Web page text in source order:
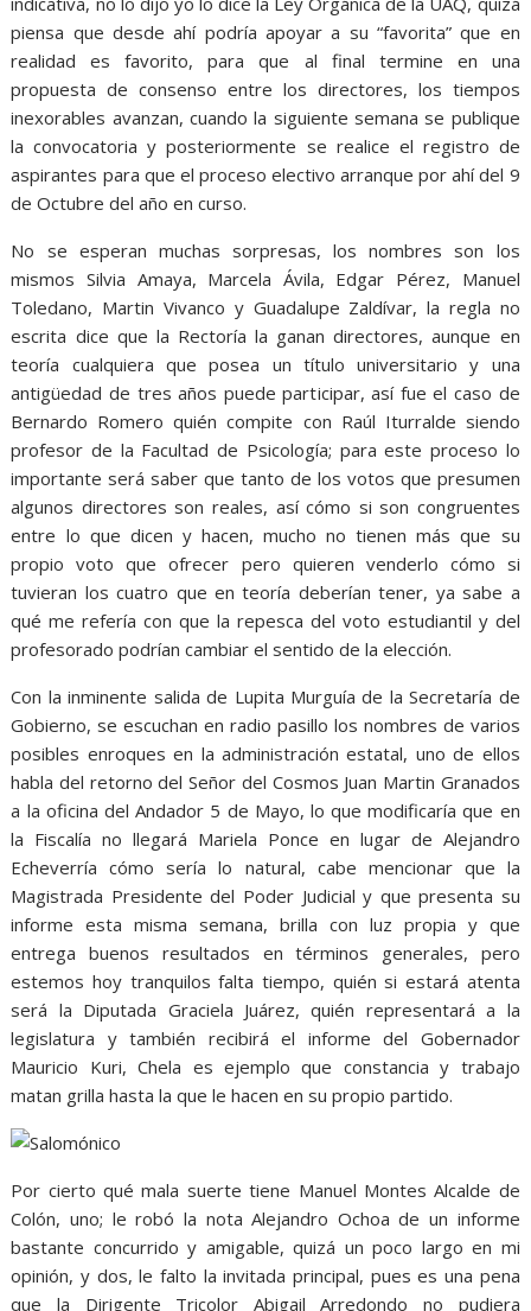
piensa que desde ahí podría apoyar a su “favorita” que en
realidad es favorito, para que al final termine en una
propuesta de consenso entre los directores, los tiempos
inexorables avanzan, cuando la siguiente semana se publique
la convocatoria y posteriormente se realice el registro de
aspirantes para que el proceso electivo arranque por ahí del 9
de Octubre del año en curso.
No se esperan muchas sorpresas, los nombres son los
mismos Silvia Amaya, Marcela Ávila, Edgar Pérez, Manuel
Toledano, Martin Vivanco y Guadalupe Zaldívar, la regla no
escrita dice que la Rectoría la ganan directores, aunque en
teoría cualquiera que posea un título universitario y una
antigüedad de tres años puede participar, así fue el caso de
Bernardo Romero quién compite con Raúl Iturralde siendo
profesor de la Facultad de Psicología; para este proceso lo
importante será saber que tanto de los votos que presumen
algunos directores son reales, así cómo si son congruentes
entre lo que dicen y hacen, mucho no tienen más que su
propio voto que ofrecer pero quieren venderlo cómo si
tuvieran los cuatro que en teoría deberían tener, ya sabe a
qué me refería con que la repesca del voto estudiantil y del
profesorado podrían cambiar el sentido de la elección.
Con la inminente salida de Lupita Murguía de la Secretaría de
Gobierno, se escuchan en radio pasillo los nombres de varios
posibles enroques en la administración estatal, uno de ellos
habla del retorno del Señor del Cosmos Juan Martin Granados
a la oficina del Andador 5 de Mayo, lo que modificaría que en
la Fiscalía no llegará Mariela Ponce en lugar de Alejandro
Echeverría cómo sería lo natural, cabe mencionar que la
Magistrada Presidente del Poder Judicial y que presenta su
informe esta misma semana, brilla con luz propia y que
entrega buenos resultados en términos generales, pero
estemos hoy tranquilos falta tiempo, quién si estará atenta
será la Diputada Graciela Juárez, quién representará a la
legislatura y también recibirá el informe del Gobernador
Mauricio Kuri, Chela es ejemplo que constancia y trabajo
matan grilla hasta la que le hacen en su propio partido.
Por cierto qué mala suerte tiene Manuel Montes Alcalde de
Colón, uno; le robó la nota Alejandro Ochoa de un informe
bastante concurrido y amigable, quizá un poco largo en mi
opinión, y dos, le falto la invitada principal, pues es una pena
que la Dirigente Tricolor Abigail Arredondo no pudiera